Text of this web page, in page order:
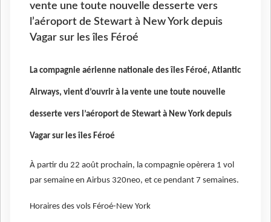
vente une toute nouvelle desserte vers
l’aéroport de Stewart à New York depuis
Vagar sur les îles Féroé
La compagnie aérienne nationale des îles Féroé, Atlantic
Airways, vient d’ouvrir à la vente une toute nouvelle
desserte vers l’aéroport de Stewart à New York depuis
Vagar sur les îles Féroé
À partir du 22 août prochain, la compagnie opèrera 1 vol
par semaine en Airbus 320neo, et ce pendant 7 semaines.
Horaires des vols Féroé-New York